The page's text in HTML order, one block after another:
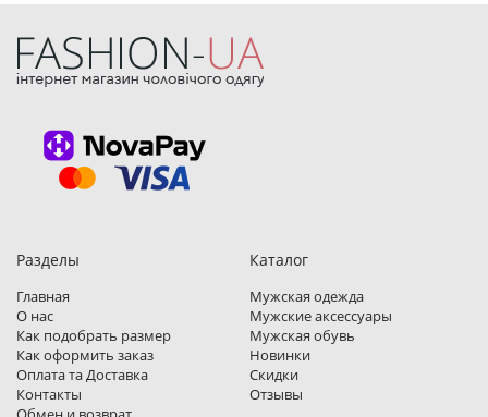
Разделы
Главная
О нас
Как подобрать размер
Как оформить заказ
Оплата та Доставка
Контакты
Каталог
Мужская одежда
Мужские аксессуары
Мужская обувь
Новинки
Скидки
Отзывы